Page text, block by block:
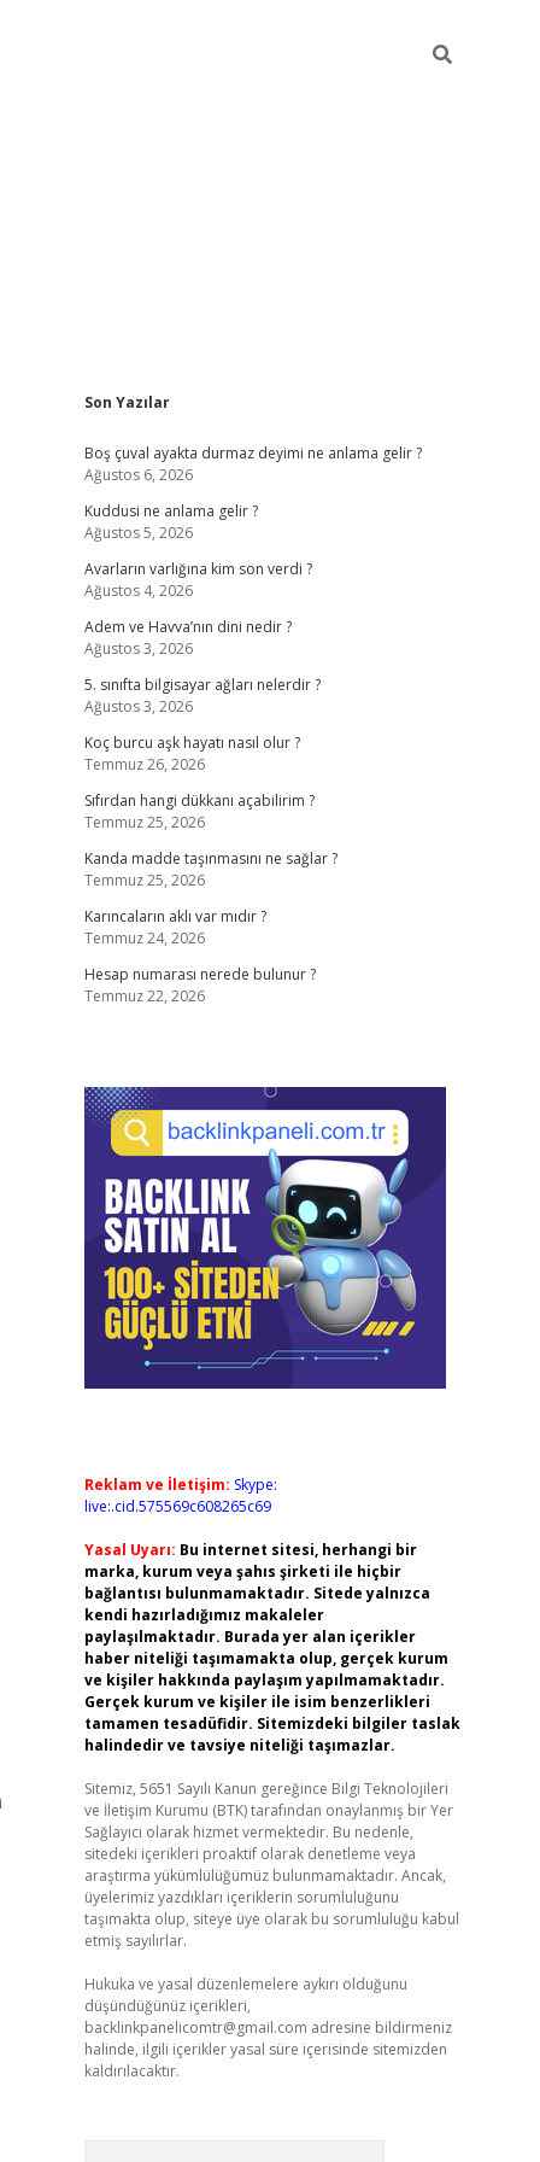
Sidebar
Son Yazılar
Boş çuval ayakta durmaz deyimi ne anlama gelir ?
Ağustos 6, 2026
Kuddusi ne anlama gelir ?
Ağustos 5, 2026
Avarların varlığına kim son verdi ?
Ağustos 4, 2026
Adem ve Havva’nın dini nedir ?
Ağustos 3, 2026
5. sınıfta bilgisayar ağları nelerdir ?
Ağustos 3, 2026
Koç burcu aşk hayatı nasıl olur ?
Temmuz 26, 2026
Sıfırdan hangi dükkanı açabilirim ?
Temmuz 25, 2026
Kanda madde taşınmasını ne sağlar ?
Temmuz 25, 2026
Karıncaların aklı var mıdır ?
Temmuz 24, 2026
Hesap numarası nerede bulunur ?
Temmuz 22, 2026
Reklam ve İletişim: Skype:
live:.cid.575569c608265c69
Yasal Uyarı: Bu internet sitesi, herhangi bir
marka, kurum veya şahıs şirketi ile hiçbir
bağlantısı bulunmamaktadır. Sitede yalnızca
kendi hazırladığımız makaleler
paylaşılmaktadır. Burada yer alan içerikler
haber niteliği taşımamakta olup, gerçek kurum
ve kişiler hakkında paylaşım yapılmamaktadır.
Gerçek kurum ve kişiler ile isim benzerlikleri
tamamen tesadüfidir. Sitemizdeki bilgiler taslak
halindedir ve tavsiye niteliği taşımazlar.
Sitemiz, 5651 Sayılı Kanun gereğince Bilgi Teknolojileri
ve İletişim Kurumu (BTK) tarafından onaylanmış bir Yer
Sağlayıcı olarak hizmet vermektedir. Bu nedenle,
sitedeki içerikleri proaktif olarak denetleme veya
araştırma yükümlülüğümüz bulunmamaktadır. Ancak,
üyelerimiz yazdıkları içeriklerin sorumluluğunu
taşımakta olup, siteye üye olarak bu sorumluluğu kabul
etmiş sayılırlar.
Hukuka ve yasal düzenlemelere aykırı olduğunu
düşündüğünüz içerikleri,
backlinkpanelicomtr@gmail.com adresine bildirmeniz
halinde, ilgili içerikler yasal süre içerisinde sitemizden
kaldırılacaktır.